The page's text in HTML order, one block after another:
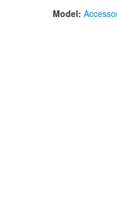
Model: